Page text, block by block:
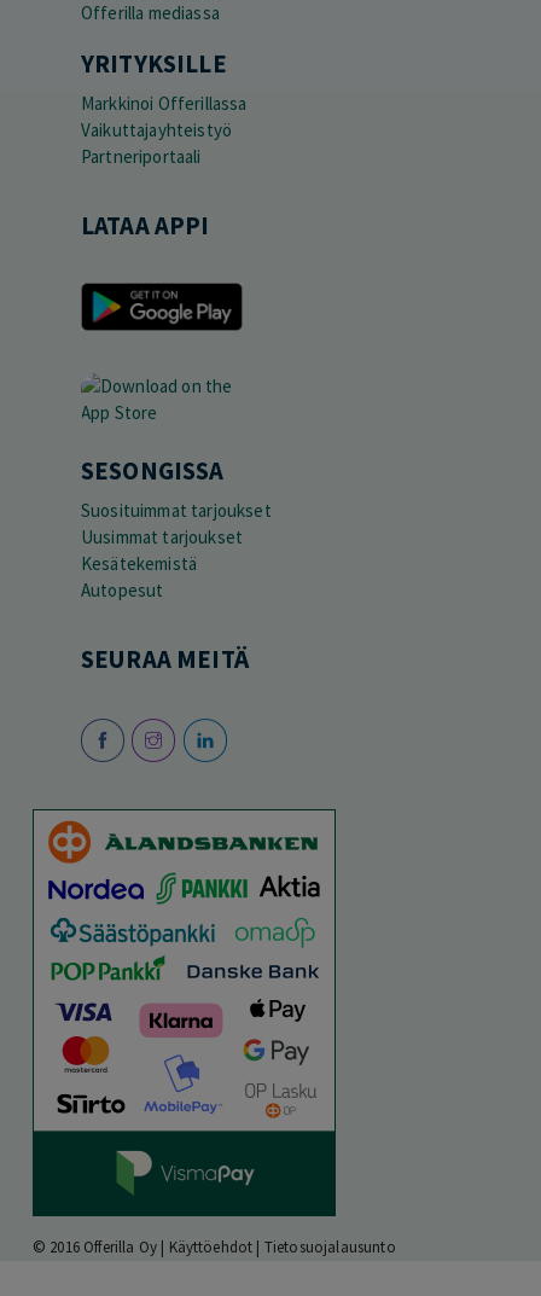
Offerilla mediassa
YRITYKSILLE
Markkinoi Offerillassa
Vaikuttajayhteistyö
Partneriportaali
LATAA APPI
SESONGISSA
Suosituimmat tarjoukset
Uusimmat tarjoukset
Kesätekemistä
Autopesut
SEURAA MEITÄ
© 2016 Offerilla Oy | Käyttöehdot | Tietosuojalausunto